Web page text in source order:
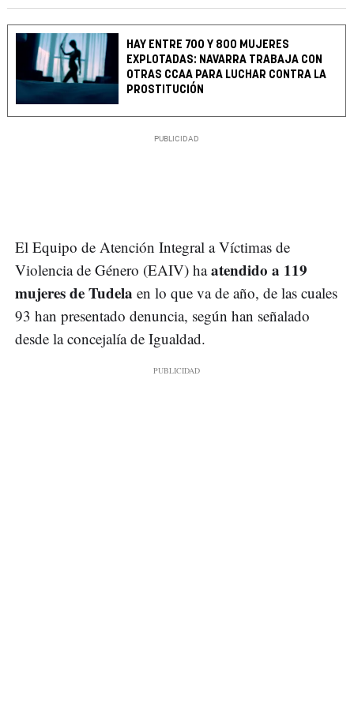
HAY ENTRE 700 Y 800 MUJERES
EXPLOTADAS: NAVARRA TRABAJA CON
OTRAS CCAA PARA LUCHAR CONTRA LA
PROSTITUCIÓN
El Equipo de Atención Integral a Víctimas de
Violencia de Género (EAIV) haatendido a 119
mujeres deTudela en lo que va de año, de las cuales
93 han presentado denuncia, según han señalado
desde la concejalía de Igualdad.